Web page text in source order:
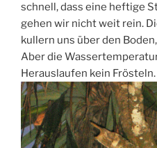
schnell, dass eine heftige
gehen wir nicht weit rein.
kullern uns über den
Aber die
Herauslaufen kein Frösteln.